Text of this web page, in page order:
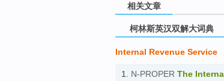
相关文章
柯林斯英汉双解大词典
Internal Revenue Service
1. N-PROPER The